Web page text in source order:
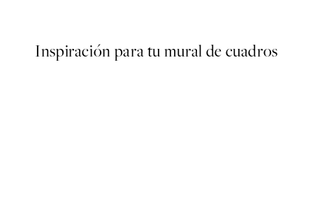
Inspiración para tu mural de cuadros